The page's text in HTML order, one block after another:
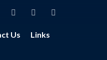
Us Links